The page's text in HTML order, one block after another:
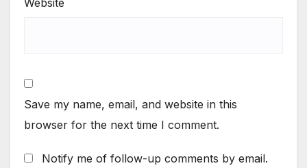
Website
Save my name, email, and website in this
browser for the next time I comment.
Notify me of follow-up comments by email.